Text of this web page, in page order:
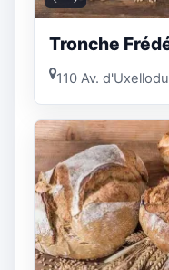
Tronche
110 Av.